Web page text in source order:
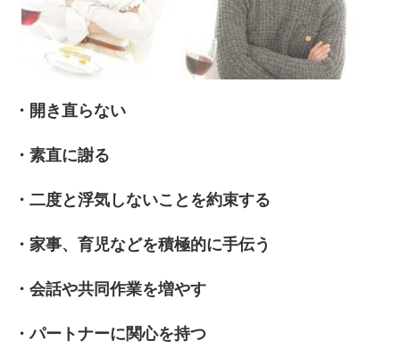
・開き直らない
・素直に謝る
・二度と浮気しないことを約束する
・家事、育児などを積極的に手伝う
・会話や共同作業を増やす
・パートナーに関心を持つ